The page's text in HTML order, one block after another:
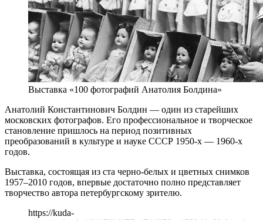
Выставка «100 фотографий Анатолия Болдина»
Анатолий Константинович Болдин — один из старейших
московских фотографов. Его профессиональное и творческое
становление пришлось на период позитивных
преобразований в культуре и науке СССР 1950-х ― 1960-х
годов.
Выставка, состоящая из ста черно-белых и цветных снимков
1957–2010 годов, впервые достаточно полно представляет
творчество автора петербургскому зрителю.
https://kuda-